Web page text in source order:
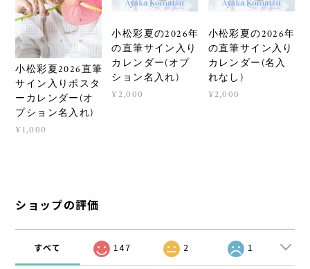
小松彩夏2026直筆
サイン入りポスタ
ーカレンダー(オ
プション名入れ)
¥1,000
小松彩夏の2026年
の直筆サイン入り
カレンダー(オプ
ション名入れ)
¥2,000
小松彩夏の2026年
の直筆サイン入り
カレンダー(名入
れなし)
¥2,000
ショップの評価
すべて 147 2 1